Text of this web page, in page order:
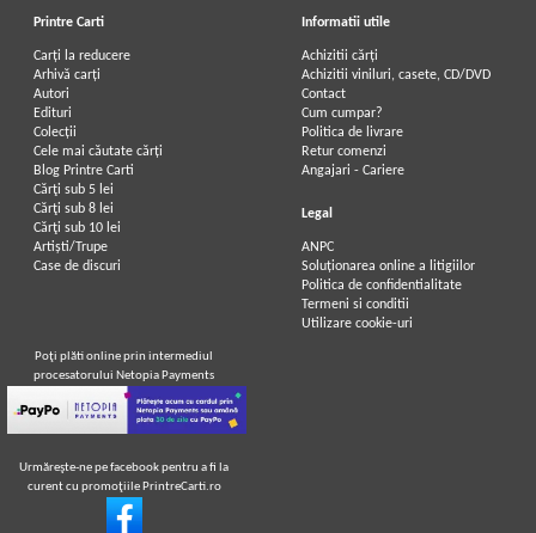
Printre Carti
Carți la reducere
Arhivă carți
Autori
Edituri
Colecții
Cele mai căutate cărți
Blog Printre Carti
Cărţi sub 5 lei
Cărţi sub 8 lei
Cărţi sub 10 lei
Artiști/Trupe
Case de discuri
Informatii utile
Achizitii cărți
Achizitii viniluri, casete, CD/DVD
Contact
Cum cumpar?
Politica de livrare
Retur comenzi
Angajari - Cariere
Legal
ANPC
Soluționarea online a litigiilor
Politica de confidentialitate
Termeni si conditii
Utilizare cookie-uri
Poţi plăti online prin intermediul
procesatorului Netopia Payments
Urmăreşte-ne pe facebook pentru a fi la
curent cu promoţiile PrintreCarti.ro